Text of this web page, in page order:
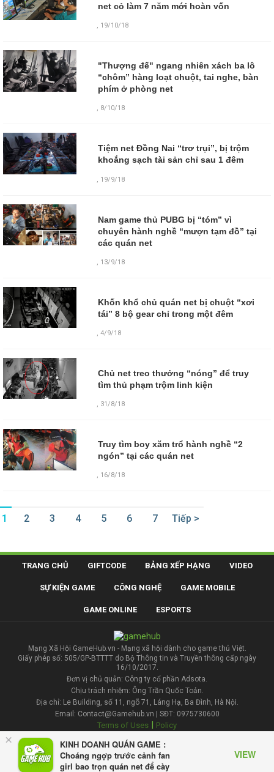
×
KINH DOANH QUÁN GAME :
Choáng ngợp trước cảnh fan
girl bao trọn quán net để cày
VIEW
net cỏ làm 7 năm mới hoàn vốn
, 19/10/18
"Thượng đế" ngang nhiên xách ba lô
“chôm” hàng loạt chuột, tai nghe, bàn
phím ở phòng net
, 8/10/18
Tiệm net Đồng Nai “trơ trụi”, bị trộm
khoắng sạch tài sản chỉ sau 1 đêm
19/9/18
Nam game thủ PUBG bị “tóm” vì
chuyên hành nghề “mượn tạm đồ” tại
các quán net
, 13/9/18
Khốn khổ chủ quán net bị chuột “xơi
tái” 8 bộ gear chỉ trong một đêm
,4/9/18
Chủ net treo thưởng “nóng” để truy
tìm thủ phạm trộm linh kiện
, 31/8/18
Truy tìm boy xăm trổ hành nghề “2
ngón” tại các quán net
, 16/8/18
1 2 3 4 5 6 7 Tiếp >
TRANG CHỦ GIFTCODE BẢNG XẾP HẠNG VIDEO
SỰ KIỆN GAME CÔNG NGHỆ GAME MOBILE
GAME ONLINE ESPORTS
Mạng Xã Hội GameHub.vn - Mạng xã hội dành cho game thủ Việt.
Giấy phép số: 505/GP-BTTTT do Bộ Thông tin và Truyền thông cấp ngày
16/10/2017.
Đơn vị chủ quản: Công ty cổ phần Adsota.
Chịu trách nhiệm: Ông Trần Quốc Toản.
Địa chỉ: Le Building, số 11, ngõ 71, Láng Hạ, Ba Đình, Hà Nội.
Email: Contact@Gamehub.vn | SĐT: 0975730600
Terms of Uses | Policy
Liên hệ đăng bài